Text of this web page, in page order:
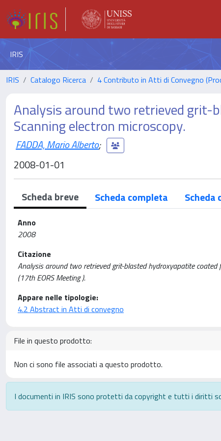
IRIS
IRIS Catalogo Ricerca 4 Contributo in Atti di Convegno
Analysis around two retrieved grit-
Scanning electron microscopy.
FADDA, Mario Alberto;
2008-01-01
Scheda breve Scheda completa Scheda
Anno
2008
Citazione
Analysis around two retrieved grit-blasted hydroxyapatite
(17th EORS Meeting ).
Appare nelle tipologie:
4.2 Abstract in Atti di convegno
File in questo prodotto:
Non ci sono file associati a questo prodotto.
I documenti in IRIS sono protetti da copyright e tutti i diritti